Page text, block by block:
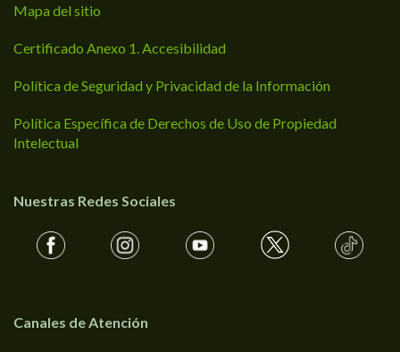
Mapa del sitio
Certificado Anexo 1. Accesibilidad
Política de Seguridad y Privacidad de la Información
Política Específica de Derechos de Uso de Propiedad
Intelectual
Nuestras Redes Sociales
Canales de Atención